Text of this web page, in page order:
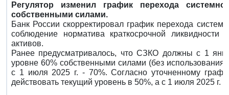
Регулятор изменил график перехода
собственными силами.
Банк России скорректировал график перехода
соблюдение норматива краткосрочной
активов.
Ранее предусматривалось, что СЗКО должны с 1
уровне 60% собственными силами (без
с 1 июля 2025 г. - 70%. Согласно уточненному
действовать текущий уровень в 50%, а с 1 июля 2025 г. -